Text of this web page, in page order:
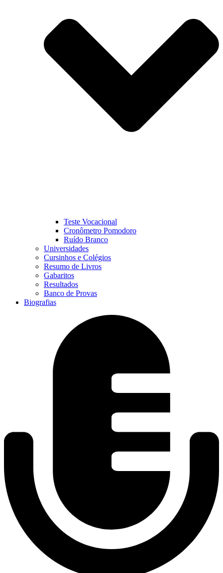
Teste Vocacional
Cronômetro Pomodoro
Ruído Branco
Universidades
Cursinhos e Colégios
Resumo de Livros
Gabaritos
Resultados
Banco de Provas
Biografias